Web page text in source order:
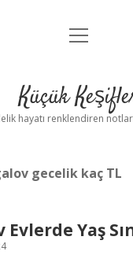
Anasayfa
Yasal Uyarı
menüyü
Küçük
hayatı renklendiren
gecelik kaç TL
Yaş